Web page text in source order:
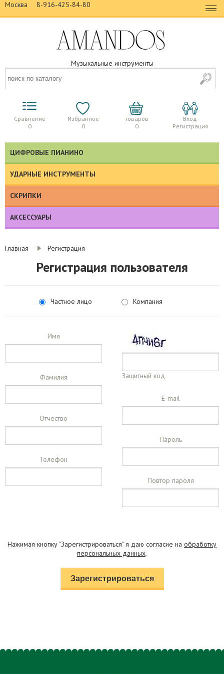
Москва 8-916-425-84-80
Музыкальные инструменты
Сравнение
0
Избранное
0
товаров
0
Вход
Регистрация
ЦИФРОВЫЕ ПИАНИНО
УДАРНЫЕ ИНСТРУМЕНТЫ
СКРИПКИ
АКСЕССУАРЫ
Главная Регистрация
Регистрация пользователя
Частное лицо Компания
Имя
Фамилия
Отчество
Телефон
Защитный код
E-mail
Пароль
Повтор пароля
Нажимая кнопку "Зарегистрироваться" я даю согласие на обработку
персональных данных.